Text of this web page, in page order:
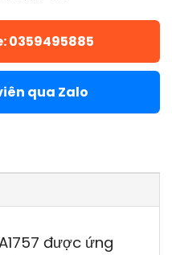
0359495885
qua Zalo
được ứng